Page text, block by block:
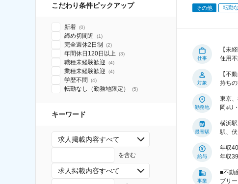
こだわり条件ピックアップ
新着 (0)
締め切間近 (1)
完全週休2日制 (2)
年間休日120日以上 (3)
職種未経験歓迎 (4)
業種未経験歓迎 (4)
学歴不問 (4)
転勤なし（勤務地限定） (5)
キーワード
求人掲載内容すべて
を含む
求人掲載内容すべて
その他 転勤
仕事
【未
住用
対象
【不
持ち
勤務地
東京
岡※U
最寄駅
横浜
駅、
給与
年収
年収
事業
■不動
ブリ